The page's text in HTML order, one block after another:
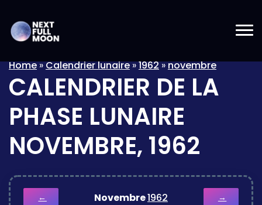
Home»Calendrier lunaire»1962»novembre
CALENDRIER DE LA
PHASE LUNAIRE
NOVEMBRE, 1962
← Novembre1962 →